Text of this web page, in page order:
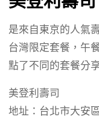
是來自東京的人氣
台灣限定套餐，午
點了不同的套餐分
美登利壽司
地址：台北市大安